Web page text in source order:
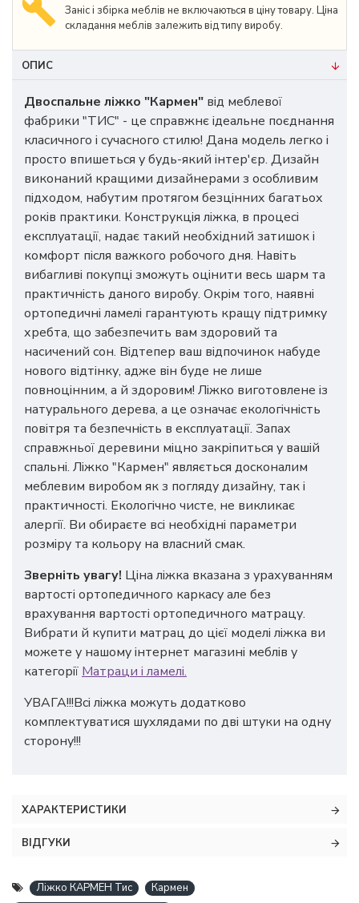
Заніс і збірка меблів не включаються в ціну товару. Ціна
складання меблів залежить від типу виробу.
ОПИС
Двоспальне ліжко "Кармен" від меблевої
фабрики "ТИС" - це справжнє ідеальне поєднання
класичного і сучасного стилю! Дана модель легко і
просто впишеться у будь-який інтер'єр. Дизайн
виконаний кращими дизайнерами з особливим
підходом, набутим протягом безцінних багатьох
років практики. Конструкція ліжка, в процесі
експлуатації, надає такий необхідний затишок і
комфорт після важкого робочого дня. Навіть
вибагливі покупці зможуть оцінити весь шарм та
практичність даного виробу. Окрім того, наявні
ортопедичні ламелі гарантують кращу підтримку
хребта, що забезпечить вам здоровий та
насичений сон. Відтепер ваш відпочинок набуде
нового відтінку, адже він буде не лише
повноцінним, а й здоровим! Ліжко виготовлене із
натурального дерева, а це означає екологічність
повітря та безпечність в експлуатації. Запах
справжньої деревини міцно закріпиться у вашій
спальні. Ліжко "Кармен" являється досконалим
меблевим виробом як з погляду дизайну, так і
практичності. Екологічно чисте, не викликає
алергії. Ви обираєте всі необхідні параметри
розміру та кольору на власний смак.
Зверніть увагу! Ціна ліжка вказана з урахуванням
вартості ортопедичного каркасу але без
врахування вартості ортопедичного матрацу.
Вибрати й купити матрац до цієї моделі ліжка ви
можете у нашому інтернет магазині меблів у
категорії Матраци і ламелі.
УВАГА!!!Всі ліжка можуть додатково
комплектуватися шухлядами по дві штуки на одну
сторону!!!
ХАРАКТЕРИСТИКИ
ВІДГУКИ
Ліжко КАРМЕН Тис
Кармен